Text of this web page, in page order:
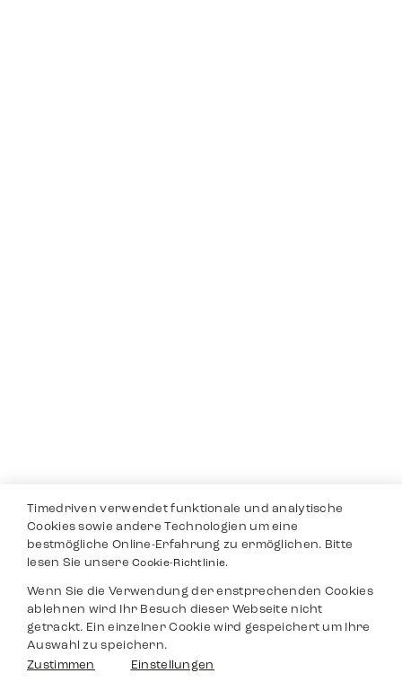
Timedriven verwendet funktionale und analytische
Cookies sowie andere Technologien um eine
bestmögliche Online-Erfahrung zu ermöglichen. Bitte
lesen Sie unsereCookie-Richtlinie.
Wenn Sie die Verwendung der enstprechenden Cookies
ablehnen wird Ihr Besuch dieser Webseite nicht
getrackt. Ein einzelner Cookie wird gespeichert um Ihre
Auswahl zu speichern.
Zustimmen
Einstellungen